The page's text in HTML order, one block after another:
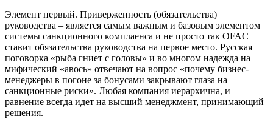
Элемент первый. Приверженность (обязательства)
руководства – является самым важным и базовым элементом
системы санкционного комплаенса и не просто так OFAC
ставит обязательства руководства на первое место. Русская
поговорка «рыба гниет с головы» и во многом надежда на
мифический «авось» отвечают на вопрос «почему бизнес-
менеджеры в погоне за бонусами закрывают глаза на
санкционные риски». Любая компания иерархична, и
равнение всегда идет на высший менеджмент, принимающий
решения.